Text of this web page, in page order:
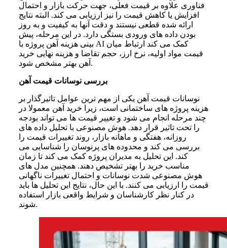
فناوری علاوه بر قیمت فعلی، جهت حرکت بازار و احتمال
افزایش یا کاهش قیمت را نیز ارزیابی می کند. البته نتایج
ارائه شده قطعی نیستند و دقت آنها به کیفیت و به روز
بودن داده های ورودی بستگی دارد. در این مرحله، پیش‌
بینی هزینه آهن پروژه با AI کمک می کند ارتباط میان
قیمت مواد اولیه، نرخ ارز، حجم تقاضا و هزینه نهایی خرید
آهن بهتر مشخص شود.
بررسی نوسانات قیمت آهن
نوسانات قیمت آهن یکی از مهم ترین عوامل تاثیرگذار بر
هزینه پروژه های ساختمانی است، زیرا خرید آهن معمولا در
چند مرحله انجام می شود و تغییر قیمت ها می تواند بودجه
را تحت تاثیر قرار دهد. هوش مصنوعی با تحلیل داده های
روزانه، هفتگی و ماهانه بازار، روند تغییرات قیمت را
بررسی می کند و محدوده های پرنوسان را شناسایی می
کند. این تحلیل به مدیران پروژه کمک می کند تا زمان
مناسب خرید را بهتر تشخیص دهند. همچنین مدل های
هوش مصنوعی شدت نوسانات و احتمال تغییرات ناگهانی
قیمت را ارزیابی می کنند. با این حال، نتایج این تحلیل ها باید
در کنار نظر کارشناسان و شرایط واقعی بازار استفاده
شوند.